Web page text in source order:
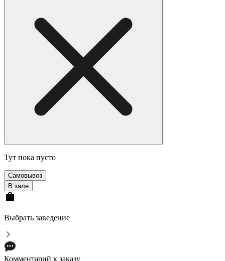
Тут пока пусто
Самовывоз
В зале
Выбрать заведение
Комментарий к заказу